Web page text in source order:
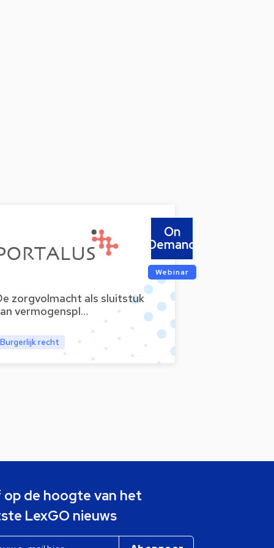
zorgvolmacht als sluitstuk
vermogenspl…
Burgerlijk recht
On
Demand
Webinar
op de hoogte van het
LexGO nieuws